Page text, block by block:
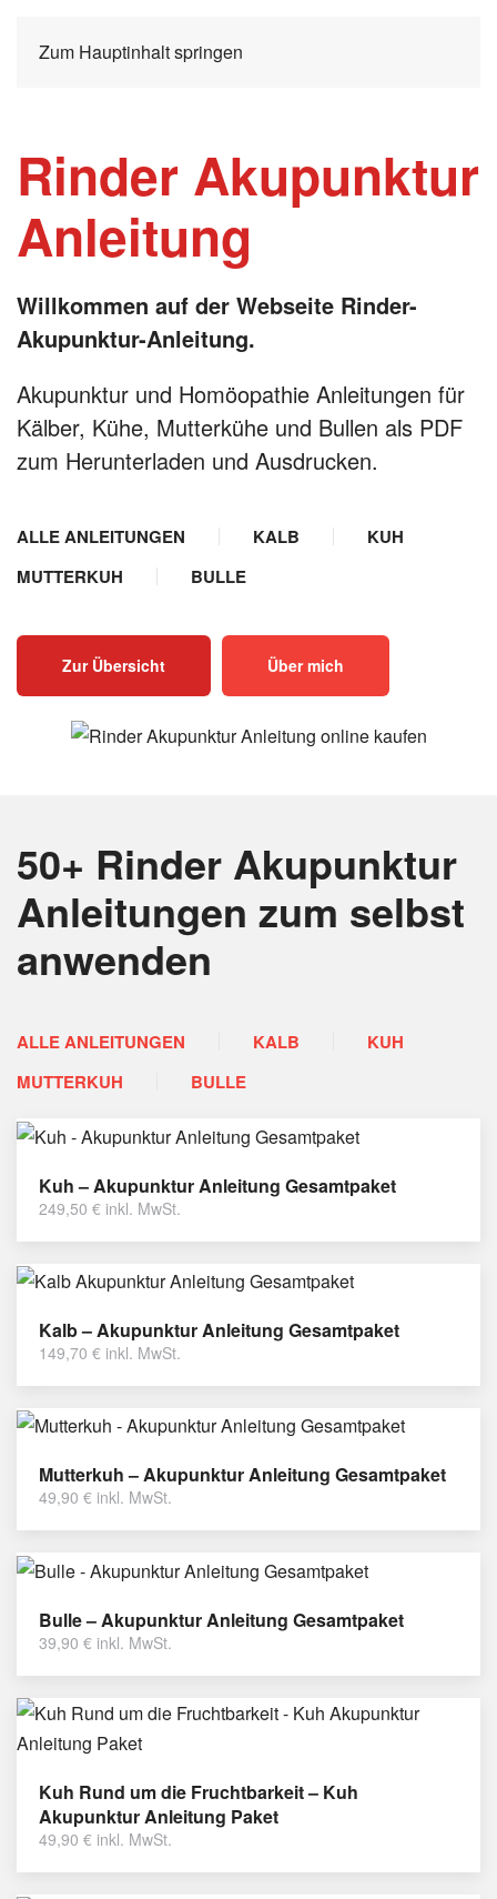
Zum Hauptinhalt springen
Rinder Akupunktur
Anleitung
Willkommen auf der Webseite Rinder-
Akupunktur-Anleitung.
Akupunktur und Homöopathie Anleitungen für
Kälber, Kühe, Mutterkühe und Bullen als PDF
zum Herunterladen und Ausdrucken.
ALLE ANLEITUNGEN KALB
KUH
MUTTERKUH
BULLE
Zur Übersicht Über mich
50+ Rinder Akupunktur
Anleitungen zum selbst
anwenden
ALLE ANLEITUNGEN KALB
KUH
MUTTERKUH
BULLE
Kuh – Akupunktur Anleitung Gesamtpaket
249,50 € inkl. MwSt.
Kalb – Akupunktur Anleitung Gesamtpaket
149,70 € inkl. MwSt.
Mutterkuh – Akupunktur Anleitung Gesamtpaket
49,90 € inkl. MwSt.
Bulle – Akupunktur Anleitung Gesamtpaket
39,90 € inkl. MwSt.
Kuh Rund um die Fruchtbarkeit – Kuh
Akupunktur Anleitung Paket
49,90 € inkl. MwSt.